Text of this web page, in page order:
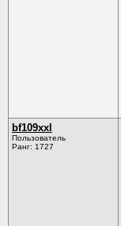
bf109xxl
Пользователь
Ранг: 1727